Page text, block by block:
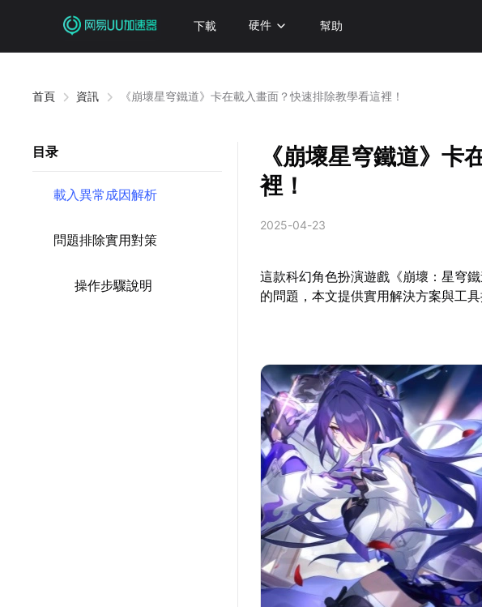
下載 硬件 幫助
首頁 資訊 《崩壞星穹鐵道》卡在載入畫面？快速排除教學看這裡！
目录
載入異常成因解析
問題排除實用對策
操作步驟說明
《崩壞星穹鐵道》卡
裡！
2025-04-23
這款科幻角色扮演遊戲《崩壞：星穹
的問題，本文提供實用解決方案與工具